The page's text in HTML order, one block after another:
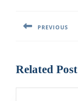
записям
PREVIOUS
Related Post